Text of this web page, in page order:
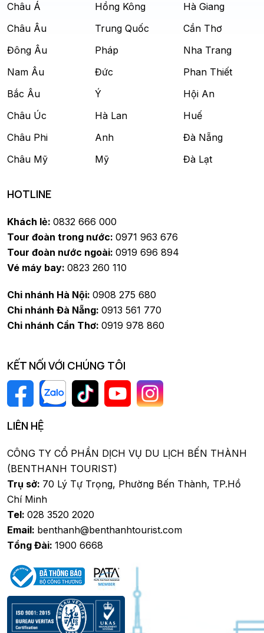
Châu Á
Châu Âu
Đông Âu
Nam Âu
Bắc Âu
Châu Úc
Châu Phi
Châu Mỹ
Hồng Kông
Trung Quốc
Pháp
Đức
Ý
Hà Lan
Anh
Mỹ
Hà Giang
Cần Thơ
Nha Trang
Phan Thiết
Hội An
Huế
Đà Nẵng
Đà Lạt
HOTLINE
Khách lẻ: 0832 666 000
Tour đoàn trong nước: 0971 963 676
Tour đoàn nước ngoài: 0919 696 894
Vé máy bay: 0823 260 110
Chi nhánh Hà Nội: 0908 275 680
Chi nhánh Đà Nẵng: 0913 561 770
Chi nhánh Cần Thơ: 0919 978 860
KẾT NỐI VỚI CHÚNG TÔI
LIÊN HỆ
CÔNG TY CỔ PHẦN DỊCH VỤ DU LỊCH BẾN THÀNH
(BENTHANH TOURIST)
Trụ sở: 70 Lý Tự Trọng, Phường Bến Thành, TP.Hồ
Chí Minh
Tel: 028 3520 2020
Email: benthanh@benthanhtourist.com
Tổng Đài: 1900 6668